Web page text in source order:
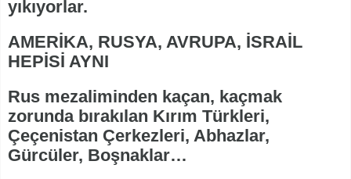
yıkıyorlar.
AMERİKA, RUSYA, AVRUPA, İSRAİL
HEPİSİ AYNI
Rus mezaliminden kaçan, kaçmak
zorunda bırakılan Kırım Türkleri,
Çeçenistan Çerkezleri, Abhazlar,
Gürcüler, Boşnaklar…